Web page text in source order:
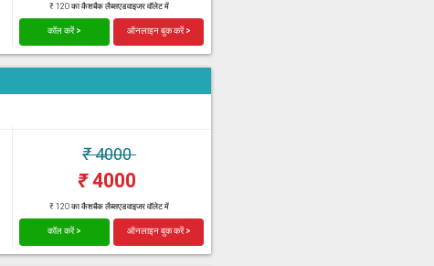
₹ 120 का कैशबैक लैब्सएडवाइजर वॉलेट में
कॉल करें > ऑनलाइन बुक करें >
₹4000
₹4000
₹ 120 का कैशबैक लैब्सएडवाइजर वॉलेट में
कॉल करें > ऑनलाइन बुक करें >